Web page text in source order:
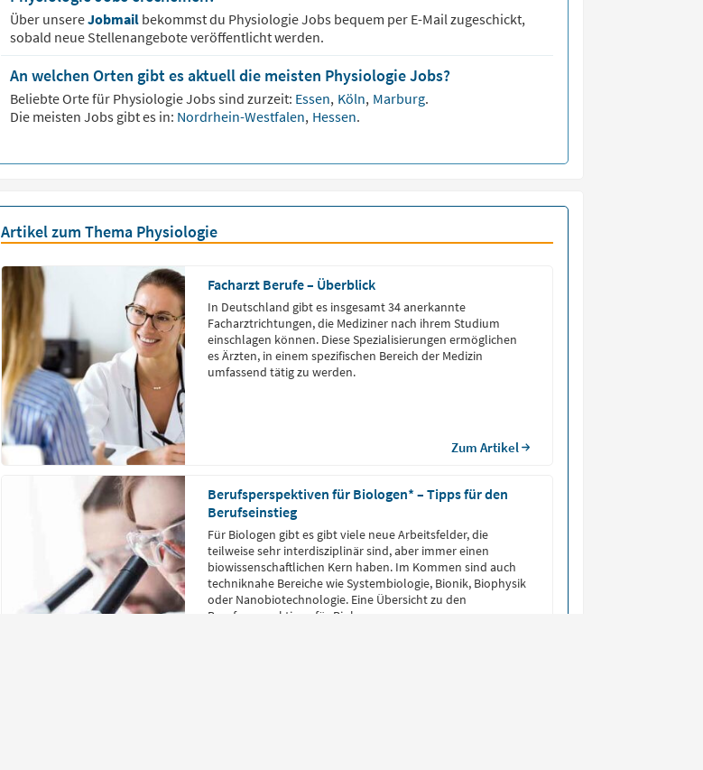
Über unsereJobmail bekommst du PhysiologieJobs bequem per E-Mail zugeschickt,
sobald neue Stellenangebote veröffentlicht werden.
An welchen Orten gibt es aktuell die meisten Physiologie Jobs?
Beliebte Orte für PhysiologieJobs sind zurzeit: Essen, Köln, Marburg.
Die meisten Jobs gibt es in: Nordrhein-Westfalen, Hessen.
Artikel zum Thema Physiologie
Facharzt Berufe – Überblick
In Deutschland gibt es insgesamt 34 anerkannte
Facharztrichtungen, die Mediziner nach ihrem Studium
einschlagen können. Diese Spezialisierungen ermöglichen
es Ärzten, in einem spezifischen Bereich der Medizin
umfassend tätig zu werden.
Zum Artikel
Berufsperspektiven für Biologen* – Tipps für den
Berufseinstieg
Für Biologen gibt es gibt viele neue Arbeitsfelder, die
teilweise sehr interdisziplinär sind, aber immer einen
biowissenschaftlichen Kern haben. Im Kommen sind auch
techniknahe Bereiche wie Systembiologie, Bionik, Biophysik
oder Nanobiotechnologie. Eine Übersicht zu den
Berufsperspektiven für Biologen.